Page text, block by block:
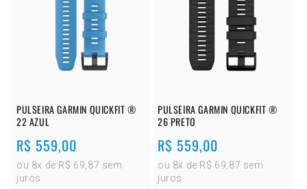
PULSEIRA GARMIN QUICKFIT ®
22 AZUL
Preço
normal
R$ 559,00
ou 8x de R$ 69,87 sem
juros
PULSEIRA GARMIN QUICKFIT ®
26 PRETO
Preço
normal
R$ 559,00
ou 8x de R$ 69,87 sem
juros